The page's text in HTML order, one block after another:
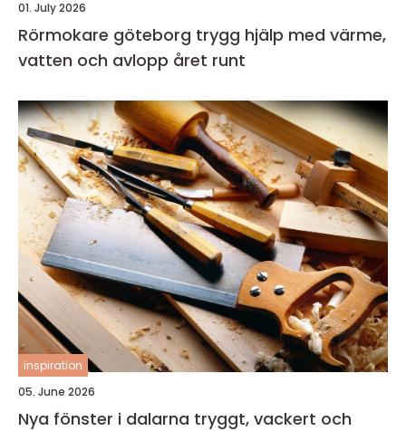
01. July 2026
Rörmokare göteborg trygg hjälp med värme,
vatten och avlopp året runt
inspiration
05. June 2026
Nya fönster i dalarna tryggt, vackert och